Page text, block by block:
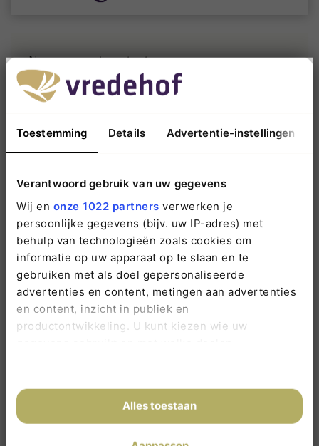
Toestemming Details Advertentie-instellingen
Verantwoord gebruik van uw gegevens
Wij en onze 1022 partners verwerken je
persoonlijke gegevens (bijv. uw IP-adres) met
behulp van technologieën zoals cookies om
informatie op uw apparaat op te slaan en te
gebruiken met als doel gepersonaliseerde
advertenties en content, metingen aan advertenties
en content, inzicht in publiek en
productontwikkeling. U kunt kiezen wie uw
locatie, die tot een paar meter nauwkeurig kan
Alles toestaan
Neem gerust contact op wanneer u vragen
heeft. Wij staan voor u klaar.
info@vredehof.nl
Nieuws
Wijziging Rouwpost
Artikel Tubantia – Is het thuis opbaren met deze hitte